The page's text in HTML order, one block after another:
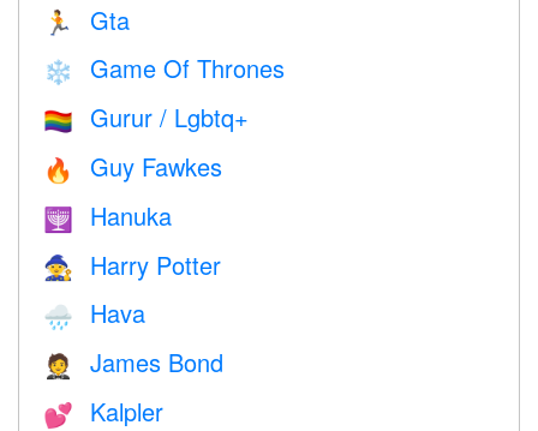
🏃 Gta
❄️ Game Of Thrones
🏳️‍🌈 Gurur / Lgbtq+
🔥 Guy Fawkes
🕎 Hanuka
🧙 Harry Potter
🌧 Hava
🤵 James Bond
💕 Kalpler